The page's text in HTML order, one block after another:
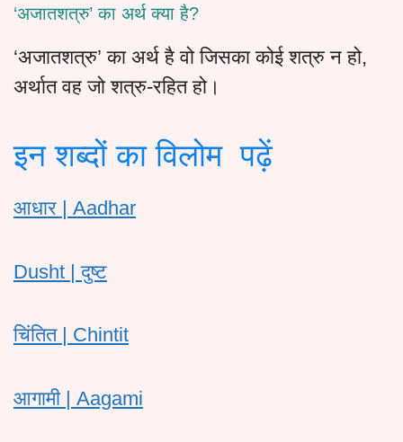
‘अजातशत्रु’ का अर्थ क्या है?
‘अजातशत्रु’ का अर्थ है वो जिसका कोई शत्रु न हो,
अर्थात वह जो शत्रु-रहित हो।
इन शब्दों का विलोम पढ़ें
आधार | Aadhar
Dusht | दुष्ट
चिंतित | Chintit
आगामी | Aagami